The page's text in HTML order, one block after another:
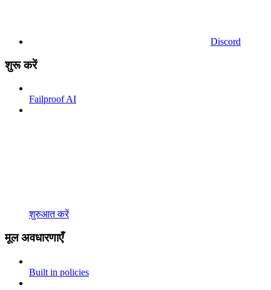
Discord
शुरू करें
Failproof AI
शुरुआत करें
मूल अवधारणाएँ
Built in policies